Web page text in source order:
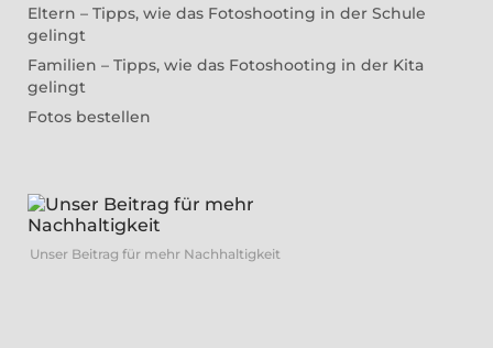
Eltern – Tipps, wie das Fotoshooting in der Schule
gelingt
Familien – Tipps, wie das Fotoshooting in der Kita
gelingt
Fotos bestellen
Unser Beitrag für mehr Nachhaltigkeit